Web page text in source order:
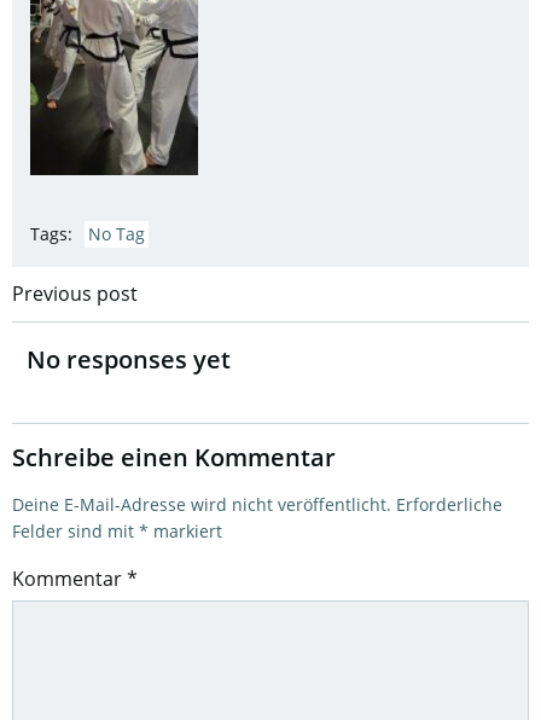
Tags: No Tag
Post
navigation
Previous post
No responses yet
Schreibe einen Kommentar
Deine E-Mail-Adresse wird nicht veröffentlicht. Erforderliche
Felder sind mit * markiert
Kommentar*